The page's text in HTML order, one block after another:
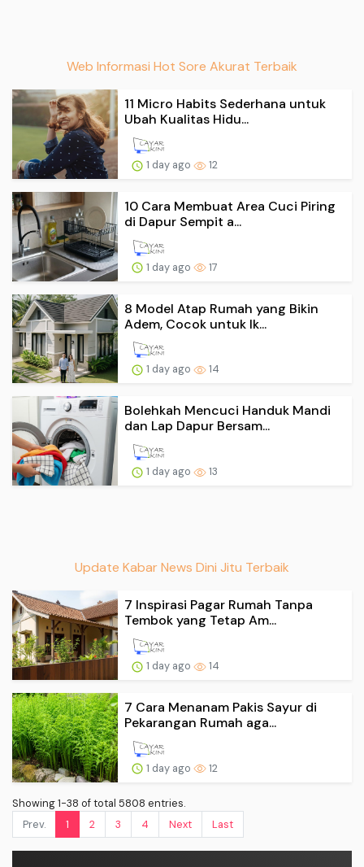
Web Informasi Hot Sore Akurat Terbaik
11 Micro Habits Sederhana untuk
Ubah Kualitas Hidu...
1 day ago 12
10 Cara Membuat Area Cuci Piring
di Dapur Sempit a...
1 day ago 17
8 Model Atap Rumah yang Bikin
Adem, Cocok untuk Ik...
1 day ago 14
Bolehkah Mencuci Handuk Mandi
dan Lap Dapur Bersam...
1 day ago 13
Update Kabar News Dini Jitu Terbaik
7 Inspirasi Pagar Rumah Tanpa
Tembok yang Tetap Am...
1 day ago 14
7 Cara Menanam Pakis Sayur di
Pekarangan Rumah aga...
1 day ago 12
Showing 1-38 of total 5808 entries.
Prev.
1 2 3 4 Next Last